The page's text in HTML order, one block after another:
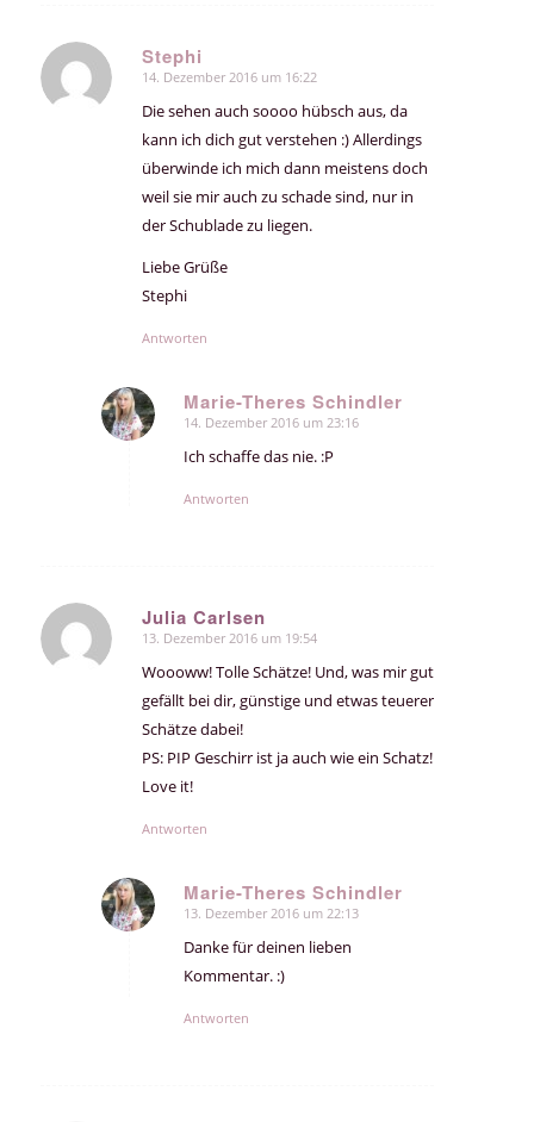
Stephi
sagte:
14. Dezember 2016 um 16:22
Die sehen auch soooo hübsch aus, da
kann ich dich gut verstehen :) Allerdings
überwinde ich mich dann meistens doch
weil sie mir auch zu schade sind, nur in
der Schublade zu liegen.
Liebe Grüße
Stephi
Antworten
Marie-Theres Schindler
sagte:
14. Dezember 2016 um 23:16
Ich schaffe das nie. :P
Antworten
Julia Carlsen
sagte:
13. Dezember 2016 um 19:54
Woooww! Tolle Schätze! Und, was mir gut
gefällt bei dir, günstige und etwas teuerer
Schätze dabei!
PS: PIP Geschirr ist ja auch wie ein Schatz!
Love it!
Antworten
Marie-Theres Schindler
sagte:
13. Dezember 2016 um 22:13
Danke für deinen lieben
Kommentar. :)
Antworten